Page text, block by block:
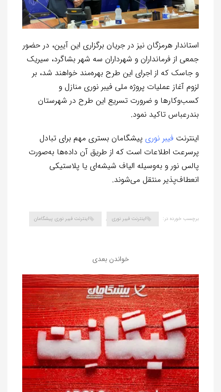
استاندار هرمزگان نیز در جریان برگزاری این آیین، در حضور
جمعی از فرمانداران و شهرداران سه شهر بشاگرد، سیریک
و جاسک که از اجرای این طرح بهره‌مند خواهند شد، بر
لزوم آغاز عملیات پروژه ملی فیبر نوری منازل و
کسب‌وکارها و ضرورت تسریع این طرح در شهرستان
بندرعباس تاکید نمود.
اینترنت فیبر نوری پیشگامان بستری مهم برای تبادل
پرسرعت اطلاعات است که از طریق آن داده‌‌ها به‌صورت
پالس نور و به‌وسیله الیاف شیشه‌ای یا پلاستیکی
انعطاف‌پذیر منتقل می‌شوند.
برچسب خورده در: اینترنت فیبر نوری , اینترنت فیبر نوری پیشگامان
خواندن بعدی